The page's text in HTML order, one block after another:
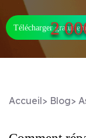
Centre de
Support
Partenaires
2
Télécharger
Accueil> Blog>